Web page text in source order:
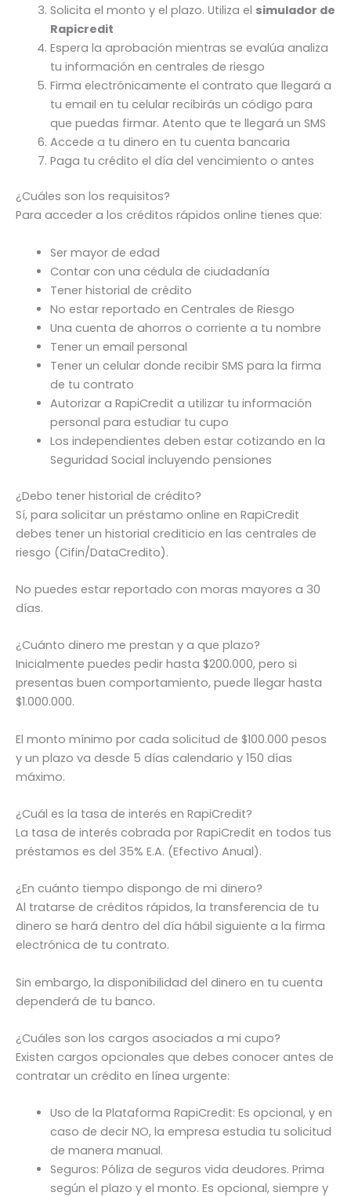
Solicita el monto y el plazo. Utiliza el simulador de
Rapicredit
Espera la aprobación mientras se evalúa analiza
tu información en centrales de riesgo
Firma electrónicamente el contrato que llegará a
tu email en tu celular recibirás un código para
que puedas firmar. Atento que te llegará un SMS
Accede a tu dinero en tu cuenta bancaria
Paga tu crédito el día del vencimiento o antes
¿Cuáles son los requisitos?
Para acceder a los créditos rápidos online tienes que:
Ser mayor de edad
Contar con una cédula de ciudadanía
Tener historial de crédito
No estar reportado en Centrales de Riesgo
Una cuenta de ahorros o corriente a tu nombre
Tener un email personal
Tener un celular donde recibir SMS para la firma
de tu contrato
Autorizar a RapiCredit a utilizar tu información
personal para estudiar tu cupo
Los independientes deben estar cotizando en la
Seguridad Social incluyendo pensiones
¿Debo tener historial de crédito?
Sí, para solicitar un préstamo online en RapiCredit
debes tener un historial crediticio en las centrales de
riesgo (Cifin/DataCredito).
No puedes estar reportado con moras mayores a 30
días.
¿Cuánto dinero me prestan y a que plazo?
Inicialmente puedes pedir hasta $200.000, pero si
presentas buen comportamiento, puede llegar hasta
$1.000.000.
El monto mínimo por cada solicitud de $100.000 pesos
y un plazo va desde 5 días calendario y 150 días
máximo.
¿Cuál es la tasa de interés en RapiCredit?
La tasa de interés cobrada por RapiCredit en todos tus
préstamos es del 35% E.A. (Efectivo Anual).
¿En cuánto tiempo dispongo de mi dinero?
Al tratarse de créditos rápidos, la transferencia de tu
dinero se hará dentro del día hábil siguiente a la firma
electrónica de tu contrato.
Sin embargo, la disponibilidad del dinero en tu cuenta
dependerá de tu banco.
¿Cuáles son los cargos asociados a mi cupo?
Existen cargos opcionales que debes conocer antes de
contratar un crédito en línea urgente:
Uso de la Plataforma RapiCredit: Es opcional, y en
caso de decir NO, la empresa estudia tu solicitud
de manera manual.
Seguros: Póliza de seguros vida deudores. Prima
según el plazo y el monto. Es opcional, siempre y